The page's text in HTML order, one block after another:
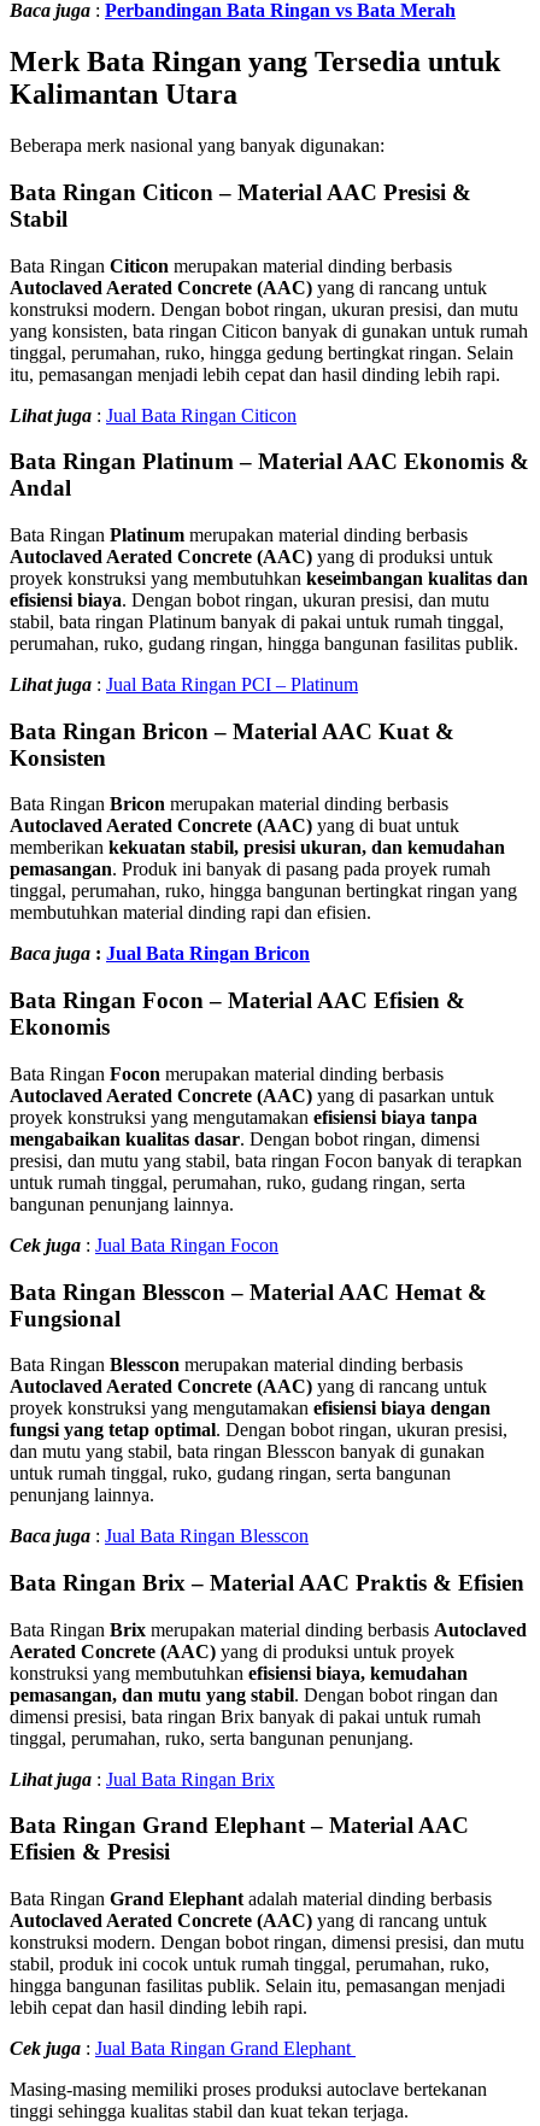
Baca juga : Perbandingan Bata Ringan vs Bata Merah
Merk Bata Ringan yang Tersedia untuk
Kalimantan Utara
Beberapa merk nasional yang banyak digunakan:
Bata Ringan Citicon – Material AAC Presisi &
Stabil
Bata Ringan Citicon merupakan material dinding berbasis
Autoclaved Aerated Concrete (AAC) yang di rancang untuk
konstruksi modern. Dengan bobot ringan, ukuran presisi, dan mutu
yang konsisten, bata ringan Citicon banyak di gunakan untuk rumah
tinggal, perumahan, ruko, hingga gedung bertingkat ringan. Selain
itu, pemasangan menjadi lebih cepat dan hasil dinding lebih rapi.
Lihat juga : Jual Bata Ringan Citicon
Bata Ringan Platinum – Material AAC Ekonomis &
Andal
Bata Ringan Platinum merupakan material dinding berbasis
Autoclaved Aerated Concrete (AAC) yang di produksi untuk
proyek konstruksi yang membutuhkan keseimbangan kualitas dan
efisiensi biaya. Dengan bobot ringan, ukuran presisi, dan mutu
stabil, bata ringan Platinum banyak di pakai untuk rumah tinggal,
perumahan, ruko, gudang ringan, hingga bangunan fasilitas publik.
Lihat juga : Jual Bata Ringan PCI – Platinum
Bata Ringan Bricon – Material AAC Kuat &
Konsisten
Bata Ringan Bricon merupakan material dinding berbasis
Autoclaved Aerated Concrete (AAC) yang di buat untuk
memberikan kekuatan stabil, presisi ukuran, dan kemudahan
pemasangan. Produk ini banyak di pasang pada proyek rumah
tinggal, perumahan, ruko, hingga bangunan bertingkat ringan yang
membutuhkan material dinding rapi dan efisien.
Baca juga : Jual Bata Ringan Bricon
Bata Ringan Focon – Material AAC Efisien &
Ekonomis
Bata Ringan Focon merupakan material dinding berbasis
Autoclaved Aerated Concrete (AAC) yang di pasarkan untuk
proyek konstruksi yang mengutamakan efisiensi biaya tanpa
mengabaikan kualitas dasar. Dengan bobot ringan, dimensi
presisi, dan mutu yang stabil, bata ringan Focon banyak di terapkan
untuk rumah tinggal, perumahan, ruko, gudang ringan, serta
bangunan penunjang lainnya.
Cek juga : Jual Bata Ringan Focon
Bata Ringan Blesscon – Material AAC Hemat &
Fungsional
Bata Ringan Blesscon merupakan material dinding berbasis
Autoclaved Aerated Concrete (AAC) yang di rancang untuk
proyek konstruksi yang mengutamakan efisiensi biaya dengan
fungsi yang tetap optimal. Dengan bobot ringan, ukuran presisi,
dan mutu yang stabil, bata ringan Blesscon banyak di gunakan
untuk rumah tinggal, ruko, gudang ringan, serta bangunan
penunjang lainnya.
Baca juga : Jual Bata Ringan Blesscon
Bata Ringan Brix – Material AAC Praktis & Efisien
Bata Ringan Brix merupakan material dinding berbasis Autoclaved
Aerated Concrete (AAC) yang di produksi untuk proyek
konstruksi yang membutuhkan efisiensi biaya, kemudahan
pemasangan, dan mutu yang stabil. Dengan bobot ringan dan
dimensi presisi, bata ringan Brix banyak di pakai untuk rumah
tinggal, perumahan, ruko, serta bangunan penunjang.
Lihat juga : Jual Bata Ringan Brix
Bata Ringan Grand Elephant – Material AAC
Efisien & Presisi
Bata Ringan Grand Elephant adalah material dinding berbasis
Autoclaved Aerated Concrete (AAC) yang di rancang untuk
konstruksi modern. Dengan bobot ringan, dimensi presisi, dan mutu
stabil, produk ini cocok untuk rumah tinggal, perumahan, ruko,
hingga bangunan fasilitas publik. Selain itu, pemasangan menjadi
lebih cepat dan hasil dinding lebih rapi.
Cek juga : Jual Bata Ringan Grand Elephant
Masing-masing memiliki proses produksi autoclave bertekanan
tinggi sehingga kualitas stabil dan kuat tekan terjaga.